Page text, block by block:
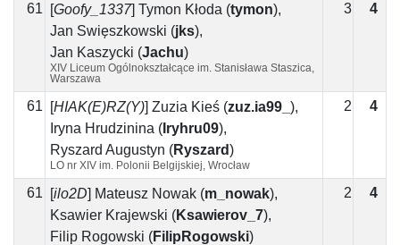
61 [Goofy_1337] Tymon Kłoda (tymon),
Jan Święszkowski (jks),
Jan Kaszycki (Jachu)
XIV Liceum Ogólnokształcące im. Stanisława Staszica,
Warszawa
3 4
61 [HIAK(E)RZ(Y)] Zuzia Kieś (zuz.ia99_ ),
Iryna Hrudzinina ( Iryhru09),
Ryszard Augustyn (Ryszard)
LO nr XIV im. Polonii Belgijskiej, Wrocław
2 4
61 [ilo2D] Mateusz Nowak (m_nowak),
Ksawier Krajewski (Ksawierov_7),
Filip Rogowski (FilipRogowski)
2 4